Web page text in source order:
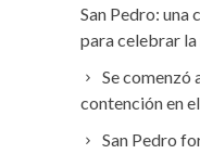
San Pedro: una
para celebrar
Se comenzó
contención en
San Pedro